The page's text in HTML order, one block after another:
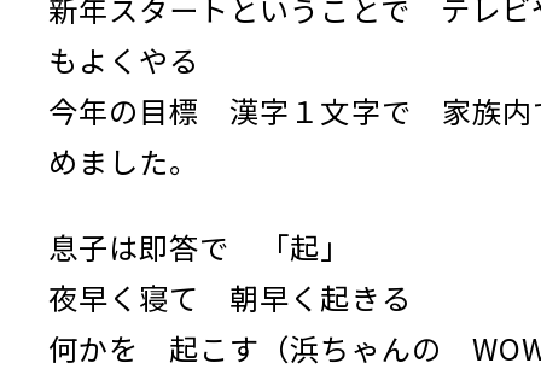
新年スタートということで テレビ
もよくやる
今年の目標 漢字１文字で 家族
めました。
息子は即答で 「起」
夜早く寝て 朝早く起きる
何かを 起こす（浜ちゃんの